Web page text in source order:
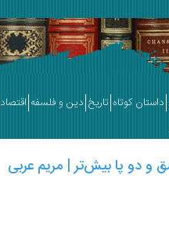
داستان کوتاه تاریخ دین و فلسفه اقتصاد
و دو پا بیش‌تر | مریم عربی